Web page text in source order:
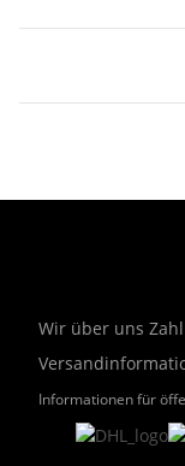
Wir über uns
Informationen für